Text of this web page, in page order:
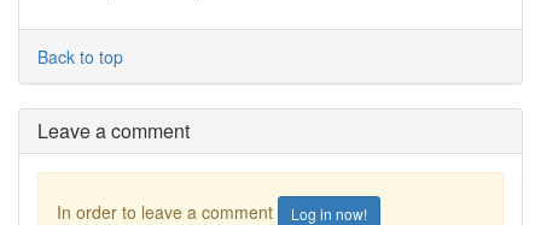
Back to top
Leave a comment
In order to leave a comment Log in now!